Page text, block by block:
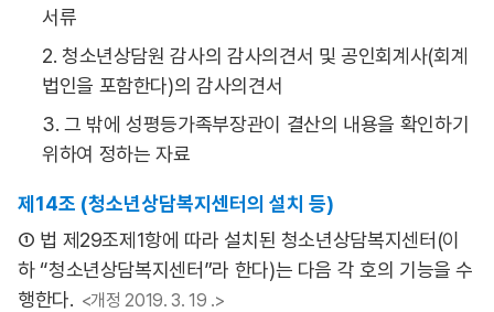
서류
2. 청소년상담원 감사의 감사의견서 및 공인회계사(회계
법인을 포함한다)의 감사의견서
3. 그 밖에 성평등가족부장관이 결산의 내용을 확인하기
위하여 정하는 자료
제14조 (청소년상담복지센터의 설치 등)
① 법 제29조제1항에 따라 설치된 청소년상담복지센터(이
하 “청소년상담복지센터”라 한다)는 다음 각 호의 기능을 수
행한다. <개정 2019. 3. 19 .>